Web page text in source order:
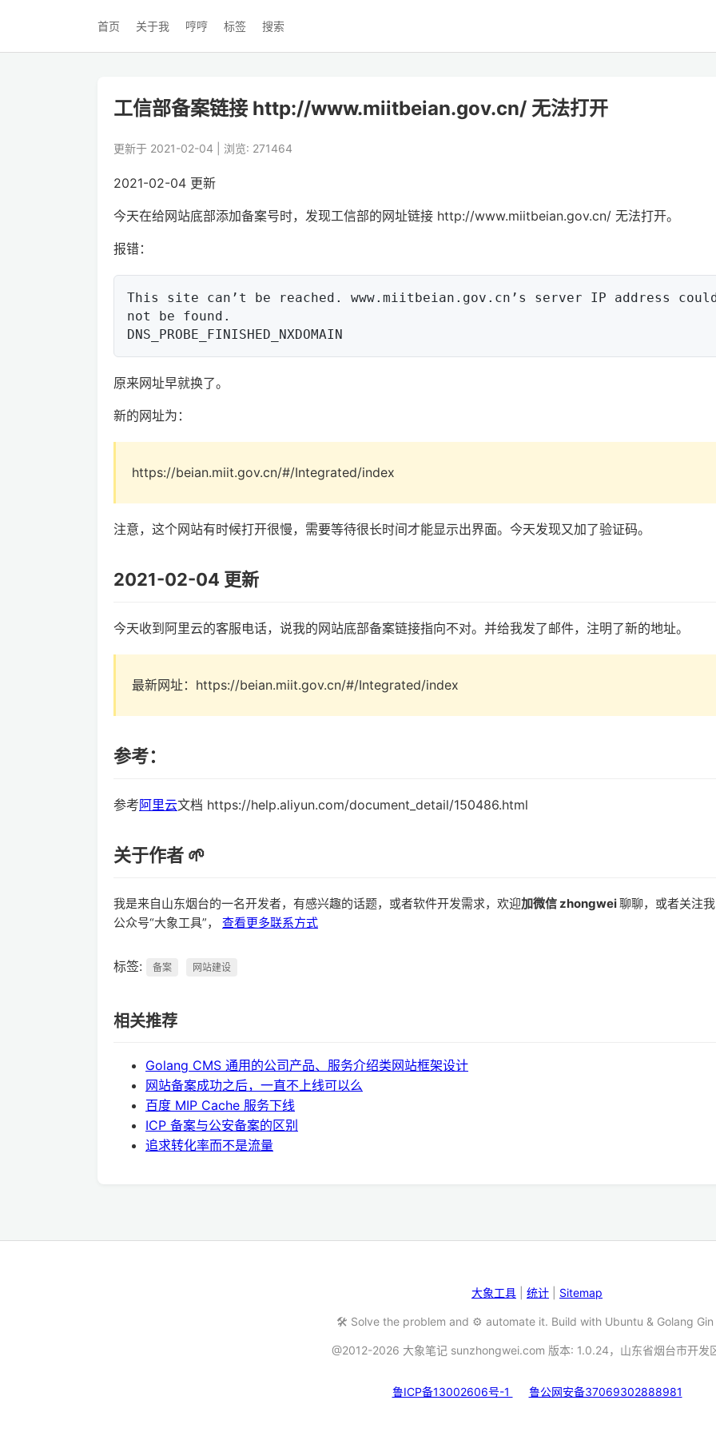
首页 关于我 哼哼 标签 搜索
工信部备案链接 http://www.miitbeian.gov.cn/ 无法打开
更新于 2021-02-04 | 浏览: 271464
2021-02-04 更新
今天在给网站底部添加备案号时，发现工信部的网址链接 http://www.miitbeian.gov.cn/ 无法打开。
报错：
This site can’t be reached. www.miitbeian.gov.cn’s server IP address
not be found.
原来网址早就换了。
新的网址为：
https://beian.miit.gov.cn/#/Integrated/index
注意，这个网站有时候打开很慢，需要等待很长时间才能显示出界面。今天发现又加了验证码。
2021-02-04 更新
今天收到阿里云的客服电话，说我的网站底部备案链接指向不对。并给我发了邮件，注明了新的地址。
最新网址：https://beian.miit.gov.cn/#/Integrated/index
参考：
参考阿里云文档 https://help.aliyun.com/document_detail/150486.html
关于作者 🌱
我是来自山东烟台的一名开发者，有感兴趣的话题，或者软件开发需求，欢迎加微信 zhongwei聊聊，或者关注
公众号“大象工具”， 查看更多联系方式
标签: 备案 网站建设
相关推荐
Golang CMS 通用的公司产品、服务介绍类网站框架设计
网站备案成功之后，一直不上线可以么
百度 MIP Cache 服务下线
ICP 备案与公安备案的区别
追求转化率而不是流量
大象工具 统计 Sitemap
🛠️ Solve the problem and ⚙️ automate it. Build with Ubuntu & Golang
@2012-2026 大象笔记 sunzhongwei.com 版本: 1.0.24，山东省烟台市开发
鲁ICP备13002606号-1 鲁公网安备37069302888981